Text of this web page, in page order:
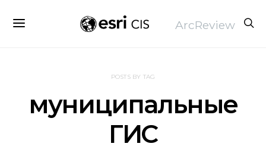
ArcReview
POSTS BY TAG
муниципальные
ГИС